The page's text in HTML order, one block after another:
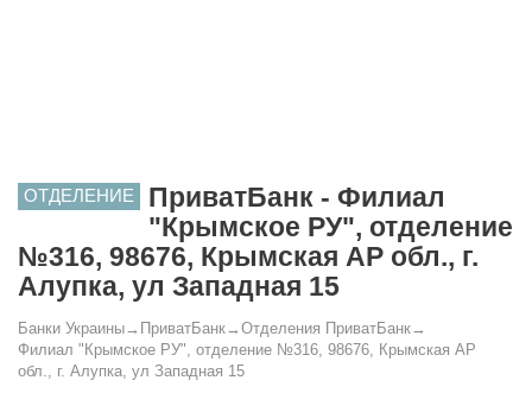
ОТДЕЛЕНИЕ
ПриватБанк - Филиал
"Крымское РУ", отделение
№316, 98676, Крымская АР обл., г.
Алупка, ул Западная 15
Банки Украины→ ПриватБанк→ Отделения ПриватБанк→
Филиал "Крымское РУ", отделение №316, 98676, Крымская АР
обл., г. Алупка, ул Западная 15